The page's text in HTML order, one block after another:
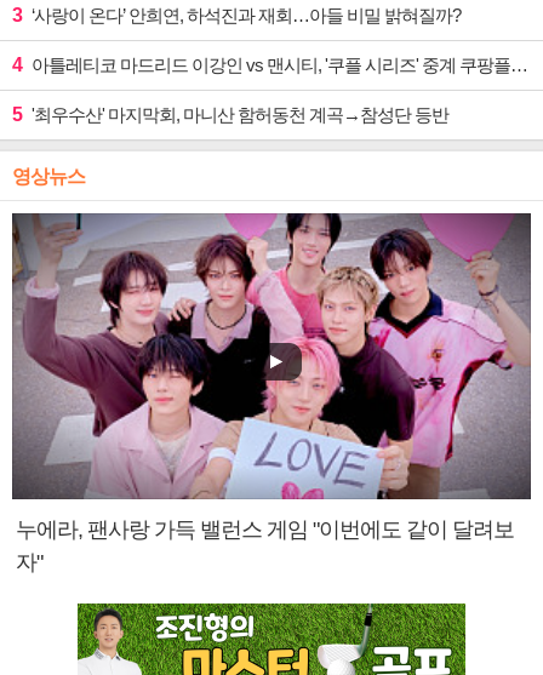
3 ‘사랑이 온다’ 안희연, 하석진과 재회…아들 비밀 밝혀질까?
4 아틀레티코 마드리드 이강인 vs 맨시티, '쿠플 시리즈' 중계 쿠팡플레이
5 '최우수산' 마지막회, 마니산 함허동천 계곡→참성단 등반
영상뉴스
누에라, 팬사랑 가득 밸런스 게임 "이번에도 같이 달려보
자"